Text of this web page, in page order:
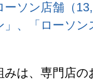
ーソン店舗（
」、「ローソ
みは、専門店